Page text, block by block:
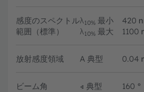
感度のスペクトル
範囲（標準）
λ10% 最小 420
λ10% 最大 1100
放射感度領域 A 典型 0.04
ビーム角 ∢ 典型 160 °